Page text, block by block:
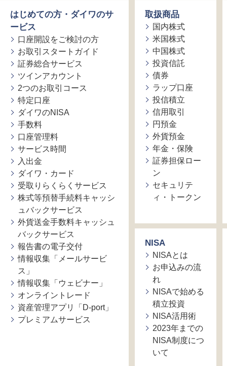
はじめての方・ダイワのサ
ービス
口座開設をご検討の方
お取引スタートガイド
証券総合サービス
ツインアカウント
2つのお取引コース
特定口座
ダイワのNISA
手数料
口座管理料
サービス時間
入出金
ダイワ・カード
受取りらくらくサービス
株式等預替手続料キャッシ
ュバックサービス
外貨送金手数料キャッシュ
バックサービス
報告書の電子交付
情報収集「メールサービ
ス」
情報収集「ウェビナー」
オンライントレード
資産管理アプリ「D-port」
プレミアムサービス
取扱商品
国内株式
米国株式
中国株式
投資信託
債券
ラップ口座
投信積立
信用取引
円預金
外貨預金
年金・保険
証券担保ロー
ン
セキュリテ
ィ・トークン
NISA
NISAとは
お申込みの流
れ
NISAで始める
積立投資
NISA活用術
2023年までの
NISA制度につ
いて